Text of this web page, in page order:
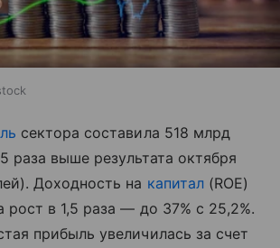
сектора составила 518 млрд
раза выше результата октября
Доходность на капитал(ROE)
рост в 1,5 раза — до 37% с 25,2%.
прибыль увеличилась за счет